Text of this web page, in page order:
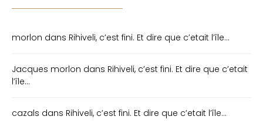
morlon dans Rihiveli, c’est fini. Et dire que c’etait l’île…
Jacques morlon dans Rihiveli, c’est fini. Et dire que c’etait
l’île…
cazals dans Rihiveli, c’est fini. Et dire que c’etait l’île…